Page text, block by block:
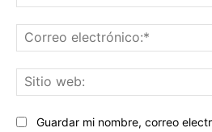
Guardar mi nombre, correo